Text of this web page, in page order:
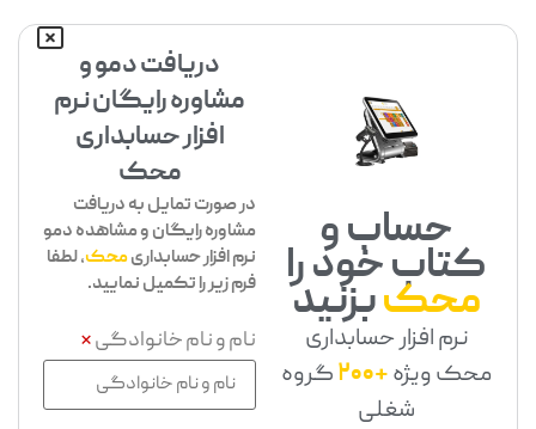
حساب و
کتاب خود را
محکبزنید
نرم افزار حسابداری
محک ویژه+200
گروه
شغلی
دریافت دمو و
مشاوره رایگان نرم
افزار حسابداری
محک
در صورت تمایل به دریافت
مشاوره رایگان و مشاهده دمو
نرم افزار حسابداریمحک، لطفا
فرم زیر را تکمیل نمایید.
نام و نام خانوادگی*